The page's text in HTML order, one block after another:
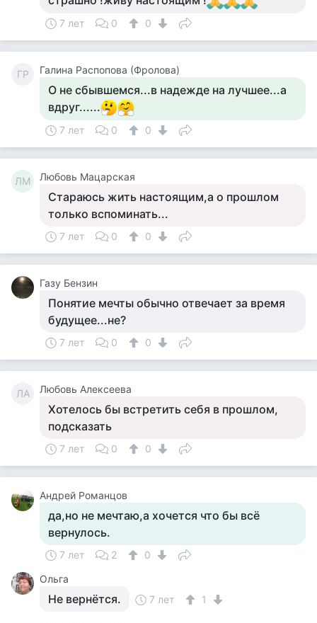
7 лет 0 0
ГР Галина Распопова (Фролова)
О не сбывшемся...в надежде на лучшее...а
вдруг......
7 лет 0 0
ЛМ Любовь Мацарская
Стараюсь жить настоящим,а о прошлом
только вспоминать...
7 лет 0 0
Газу Бензин
Понятие мечты обычно отвечает за время
будущее...не?
7 лет 0 0
ЛА Любовь Алексеева
Хотелось бы встретить себя в прошлом,
подсказать
7 лет 0 0
Андрей Романцов
да,но не мечтаю,а хочется что бы всё
вернулось.
7 лет 2
0
Ольга
Не вернётся. 7 лет 1